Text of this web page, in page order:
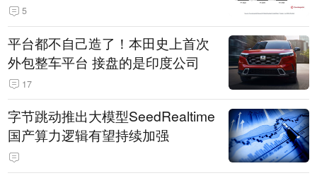
5
平台都不自己造了！本田史上首次
外包整车平台 接盘的是印度公司
17
字节跳动推出大模型SeedRealtime
国产算力逻辑有望持续加强